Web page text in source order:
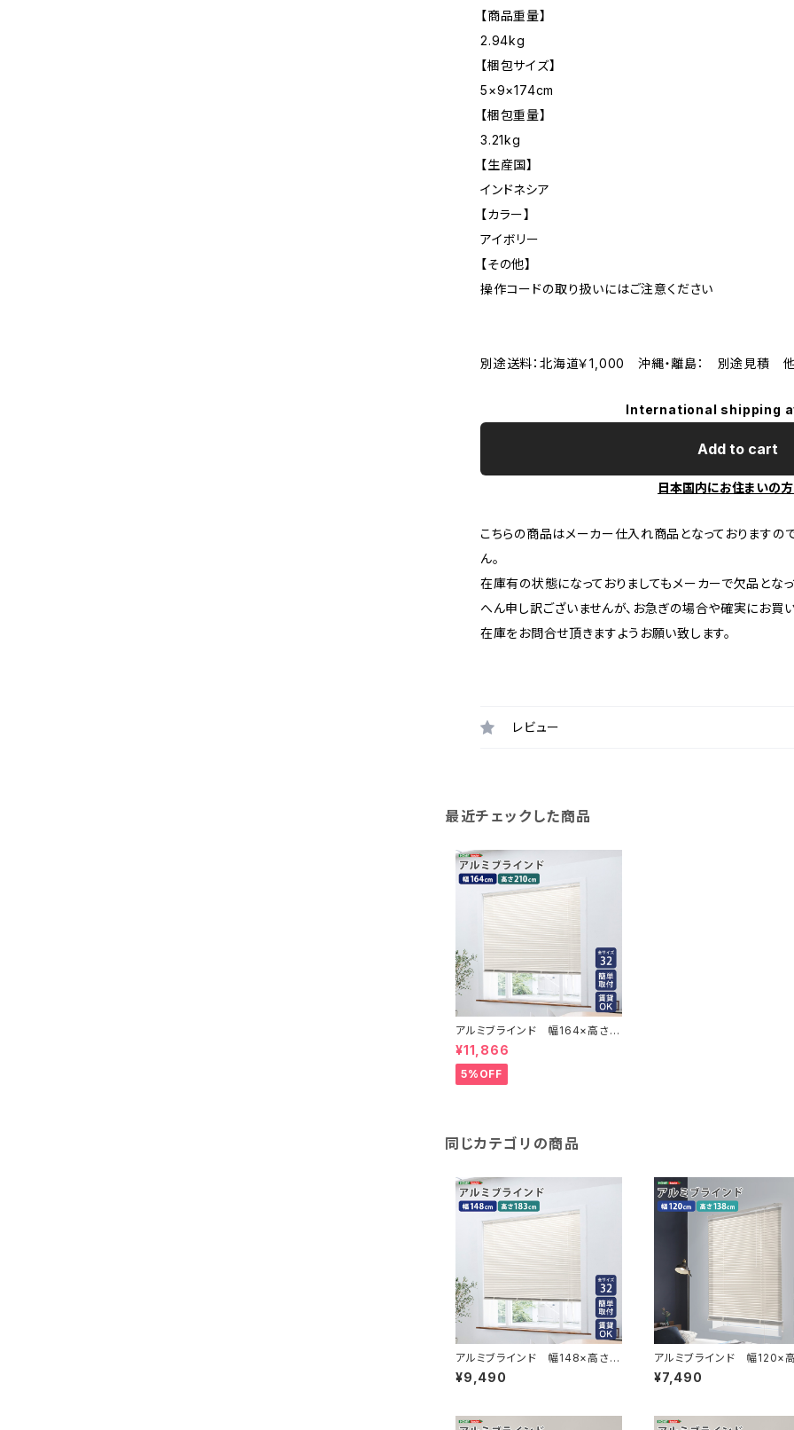
【商品重量】
2.94kg
【梱包サイズ】
5×9×174cm
【梱包重量】
3.21kg
【生産国】
インドネシア
【カラー】
アイボリー
【その他】
操作コードの取り扱いにはご注意ください
別途送料：北海道￥1,000 沖縄・離島： 別途見積
International shipping
Add to cart
日本国内にお住まいの
こちらの商品はメーカー仕入れ商品となっておりますの
ん。
在庫有の状態になっておりましてもメーカーで欠品とな
へん申し訳ございませんが、お急ぎの場合や確実にお
在庫をお問合せ頂きますようお願い致します。
レビュー
最近チェックした商品
アルミブラインド 幅164×高さ21
0cm SH-29-TAB164-210
¥11,866
5%OFF
同じカテゴリの商品
アルミブラインド 幅148×高さ1
83cm SH-29-TAB148-183
¥9,490
アルミブラインド 幅120×
8cm SH-29-TAB120-
¥7,490